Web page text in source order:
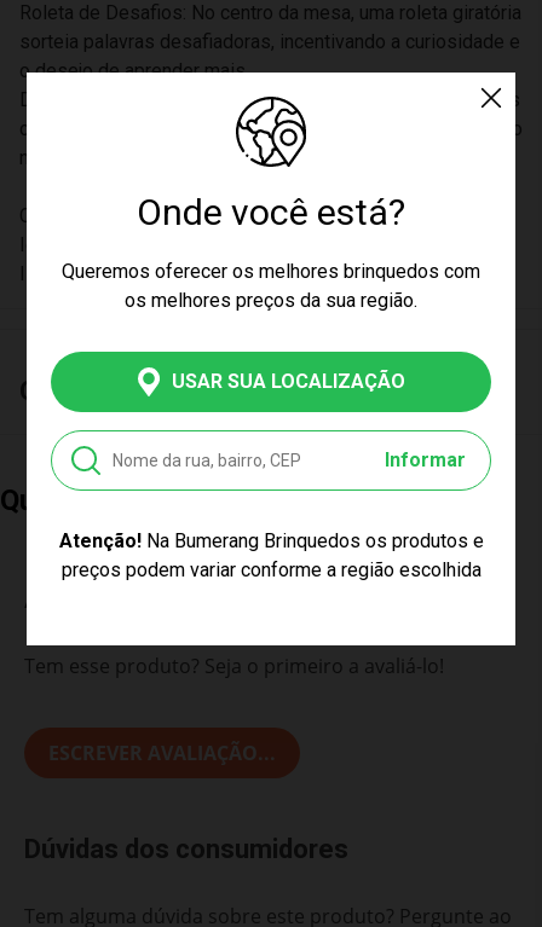
Onde você está?
Queremos oferecer os melhores brinquedos com
os melhores preços da sua região.
USAR SUA LOCALIZAÇÃO
Informar
Atenção!Na Bumerang Brinquedos os produtos e
preços podem variar conforme a região escolhida
Roleta de Desafios: No centro da mesa, uma roleta giratória
sorteia palavras desafiadoras, incentivando a curiosidade e
o desejo de aprender mais.
Design Colorido e Atraente: Feito para captar a atenção das
crianças, com cores vibrantes e um design amigável que co
nvida à exploração.
Contém: 1 Mesa - 35 Cubos.
Idade recomendada acima de 3 anos
INMETRO 005046/2021
Características
Quem Comprou, Também Levou
Avaliações do Produto
Tem esse produto? Seja o primeiro a avaliá-lo!
ESCREVER AVALIAÇÃO...
Dúvidas dos consumidores
Tem alguma dúvida sobre este produto? Pergunte ao